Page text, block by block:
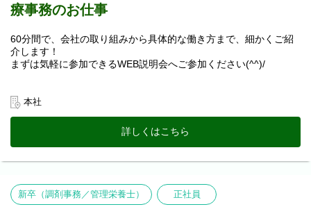
療事務のお仕事
60分間で、会社の取り組みから具体的な働き方まで、細かくご紹
介します！
まずは気軽に参加できるWEB説明会へご参加ください(^^)/
・医療事務の仕事に興味がある
・気軽に隙間時間で企業研究がしたい
・キャリアアップに興味がある
【内容】
・会社の取り組み
・研修制度とキャリアアップ
・その他
本社
詳しくはこちら
新卒（調剤事務／管理栄養士） 正社員